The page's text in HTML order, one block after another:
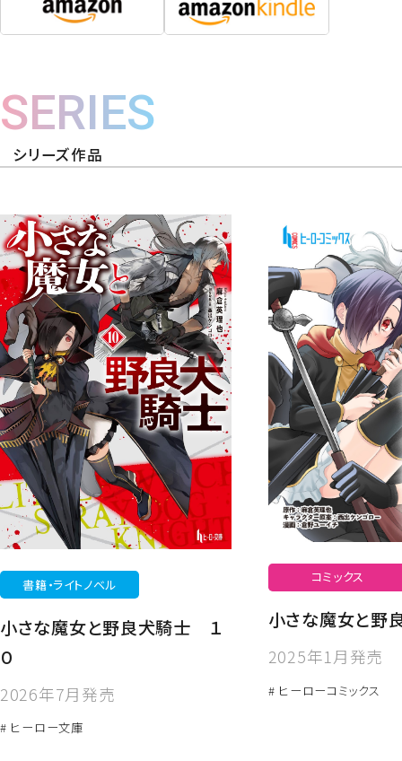
SERIES
シリーズ作品
書籍・ライトノベル
小さな魔女と野良犬騎士 １
０
2026年7月発売
# ヒーロー文庫
コミックス
小さな魔女と野
2025年1月発売
# ヒーローコミックス